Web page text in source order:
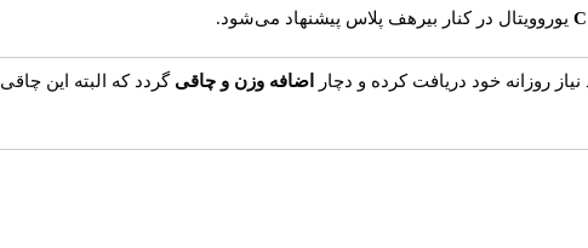
یوروویتال در کنار بیرهف پلاس پیشنهاد می‌شود.
روزانه خود دریافت کرده و دچار اضافه وزن و چاقیگردد که البته این چاقی